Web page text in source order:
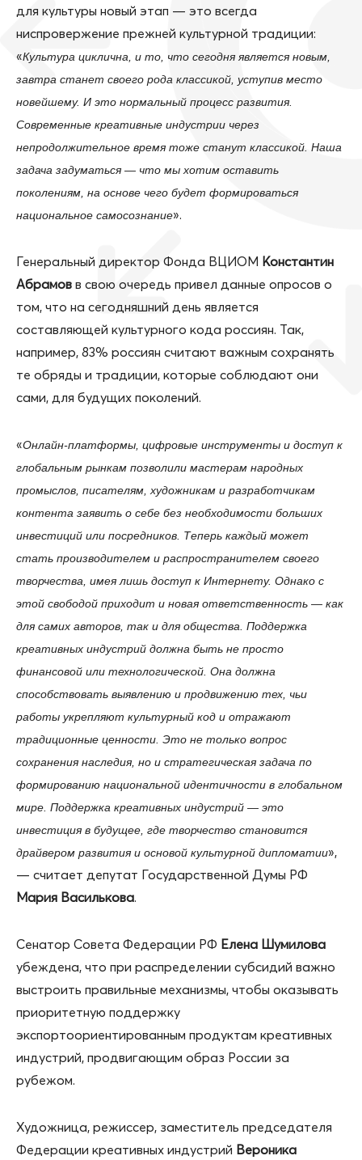
для культуры новый этап — это всегда
ниспровержение прежней культурной традиции:
«Культура циклична, и то, что сегодня является новым,
завтра станет своего рода классикой, уступив место
новейшему. И это нормальный процесс развития.
Современные креативные индустрии через
непродолжительное время тоже станут классикой. Наша
задача задуматься — что мы хотим оставить
поколениям, на основе чего будет формироваться
национальное самосознание».
Генеральный директор Фонда ВЦИОМ Константин
Абрамов в свою очередь привел данные опросов о
том, что на сегодняшний день является
составляющей культурного кода россиян. Так,
например, 83% россиян считают важным сохранять
те обряды и традиции, которые соблюдают они
сами, для будущих поколений.
«Онлайн-платформы, цифровые инструменты и доступ к
глобальным рынкам позволили мастерам народных
промыслов, писателям, художникам и разработчикам
контента заявить о себе без необходимости больших
инвестиций или посредников. Теперь каждый может
стать производителем и распространителем своего
творчества, имея лишь доступ к Интернету. Однако с
этой свободой приходит и новая ответственность — как
для самих авторов, так и для общества. Поддержка
креативных индустрий должна быть не просто
финансовой или технологической. Она должна
способствовать выявлению и продвижению тех, чьи
работы укрепляют культурный код и отражают
традиционные ценности. Это не только вопрос
сохранения наследия, но и стратегическая задача по
формированию национальной идентичности в глобальном
мире. Поддержка креативных индустрий — это
инвестиция в будущее, где творчество становится
драйвером развития и основой культурной дипломатии»,
— считает депутат Государственной Думы РФ
Мария Василькова.
Сенатор Совета Федерации РФ Елена Шумилова
убеждена, что при распределении субсидий важно
выстроить правильные механизмы, чтобы оказывать
приоритетную поддержку
экспортоориентированным продуктам креативных
индустрий, продвигающим образ России за
рубежом.
Художница, режиссер, заместитель председателя
Федерации креативных индустрий Вероника